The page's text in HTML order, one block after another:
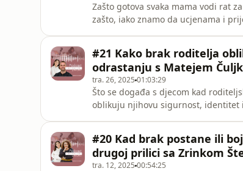
Zašto gotova svaka mama vodi rat
zašto, iako znamo da ucjenama i
tome ovisi
#21 Kako brak roditelja
odrastanju s Matejem
tra. 26, 2025 01:03:29
Što se događa s djecom kad
oblikuju njihovu sigurnost, identitet
knjige "Umijeće sreće".M
#20 Kad brak postane ili
drugoj prilici sa Zrinkom
tra. 12, 2025 00:54:25